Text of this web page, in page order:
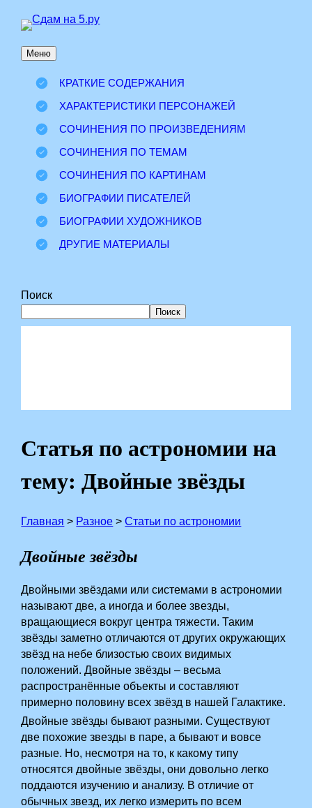
Перейти
содержимому
Меню
КРАТКИЕ СОДЕРЖАНИЯ
ХАРАКТЕРИСТИКИ ПЕРСОНАЖЕЙ
СОЧИНЕНИЯ ПО ПРОИЗВЕДЕНИЯМ
СОЧИНЕНИЯ ПО ТЕМАМ
СОЧИНЕНИЯ ПО КАРТИНАМ
БИОГРАФИИ ПИСАТЕЛЕЙ
БИОГРАФИИ ХУДОЖНИКОВ
ДРУГИЕ МАТЕРИАЛЫ
Поиск
Поиск
Статья по астрономии на
тему: Двойные звёзды
Главная > Разное >Статьи по астрономии
Двойные звёзды
Двойными звёздами или системами в астрономии
называют две, а иногда и более звезды,
вращающиеся вокруг центра тяжести. Таким
звёзды заметно отличаются от других окружающих
звёзд на небе близостью своих видимых
положений. Двойные звёзды – весьма
распространённые объекты и составляют
примерно половину всех звёзд в нашей Галактике.
Двойные звёзды бывают разными. Существуют
две похожие звезды в паре, а бывают и вовсе
разные. Но, несмотря на то, к какому типу
относятся двойные звёзды, они довольно легко
поддаются изучению и анализу. В отличие от
обычных звезд, их легко измерить по всем